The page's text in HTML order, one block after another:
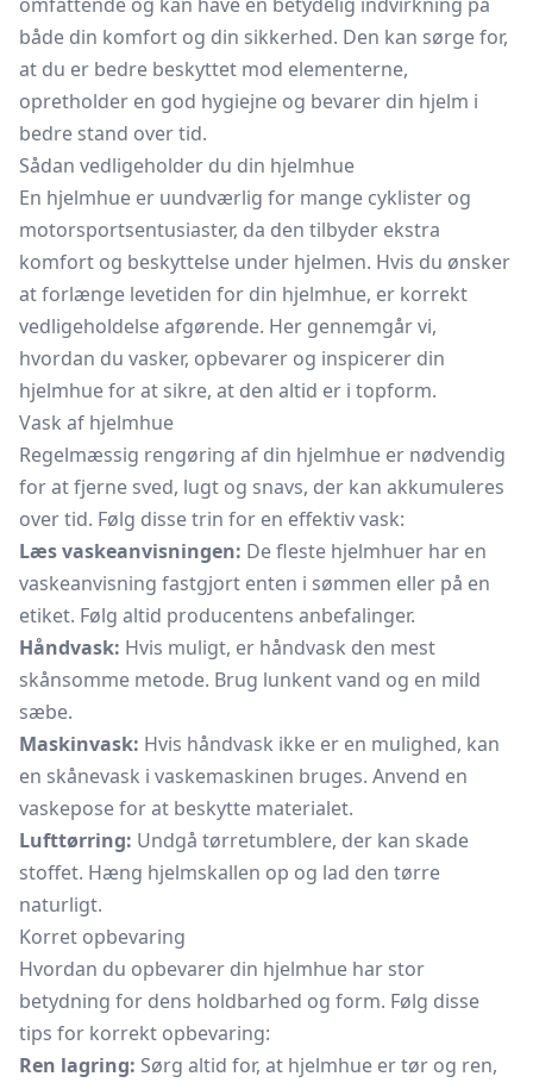
både din komfort og din sikkerhed. Den kan sørge for,
at du er bedre beskyttet mod elementerne,
opretholder en god hygiejne og bevarer din hjelm i
bedre stand over tid.
Sådan vedligeholder du din hjelmhue
En hjelmhue er uundværlig for mange cyklister og
motorsportsentusiaster, da den tilbyder ekstra
komfort og beskyttelse under hjelmen. Hvis du ønsker
at forlænge levetiden for din hjelmhue, er korrekt
vedligeholdelse afgørende. Her gennemgår vi,
hvordan du vasker, opbevarer og inspicerer din
hjelmhue for at sikre, at den altid er i topform.
Vask af hjelmhue
Regelmæssig rengøring af din hjelmhue er nødvendig
for at fjerne sved, lugt og snavs, der kan akkumuleres
over tid. Følg disse trin for en effektiv vask:
Læs vaskeanvisningen: De fleste hjelmhuer har en
vaskeanvisning fastgjort enten i sømmen eller på en
etiket. Følg altid producentens anbefalinger.
Håndvask: Hvis muligt, er håndvask den mest
skånsomme metode. Brug lunkent vand og en mild
sæbe.
Maskinvask: Hvis håndvask ikke er en mulighed, kan
en skånevask i vaskemaskinen bruges. Anvend en
vaskepose for at beskytte materialet.
Lufttørring: Undgå tørretumblere, der kan skade
stoffet. Hæng hjelmskallen op og lad den tørre
naturligt.
Korret opbevaring
Hvordan du opbevarer din hjelmhue har stor
betydning for dens holdbarhed og form. Følg disse
tips for korrekt opbevaring:
Ren lagring: Sørg altid for, at hjelmhue er tør og ren,